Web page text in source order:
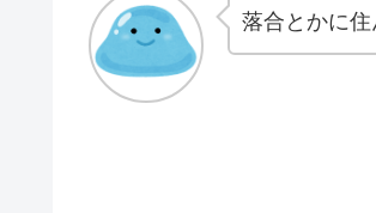
落合とかに住